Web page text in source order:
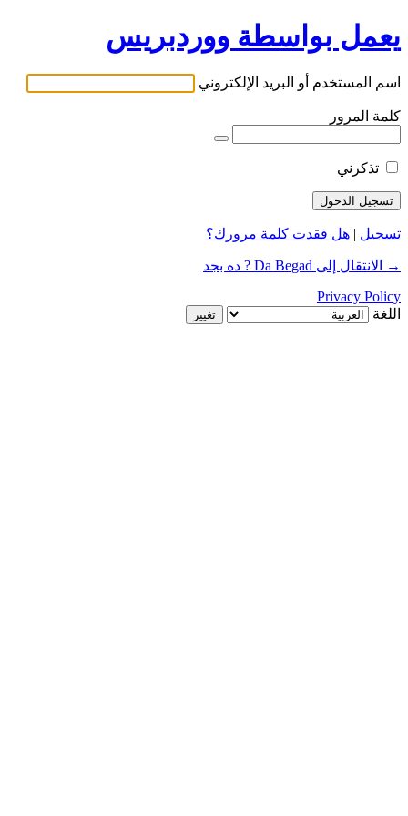
يعمل بواسطة ووردبريس
اسم المستخدم أو البريد الإلكتروني
كلمة المرور
تذكرني
تسجيل | هل فقدت كلمة مرورك؟
→ الانتقال إلى Da Begad ? ده بجد
Privacy Policy
اللغة